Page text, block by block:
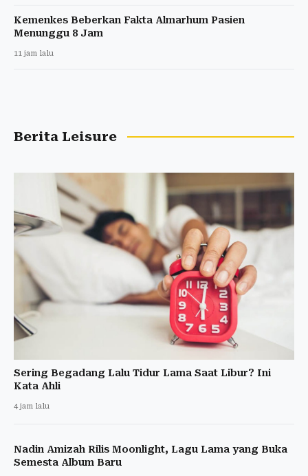
Kemenkes Beberkan Fakta Almarhum Pasien
Menunggu 8 Jam
11 jam lalu
Berita Leisure
Sering Begadang Lalu Tidur Lama Saat Libur? Ini
Kata Ahli
4 jam lalu
Nadin Amizah Rilis Moonlight, Lagu Lama yang Buka
Semesta Album Baru